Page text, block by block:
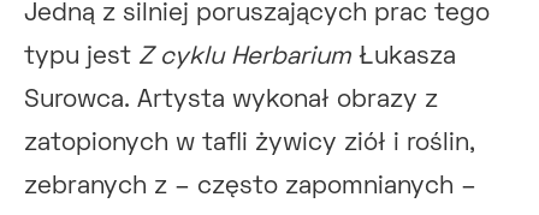
Jedną z silniej poruszających prac tego
typu jest Z cyklu Herbarium Łukasza
Surowca. Artysta wykonał obrazy z
zatopionych w tafli żywicy ziół i roślin,
zebranych z – często zapomnianych –